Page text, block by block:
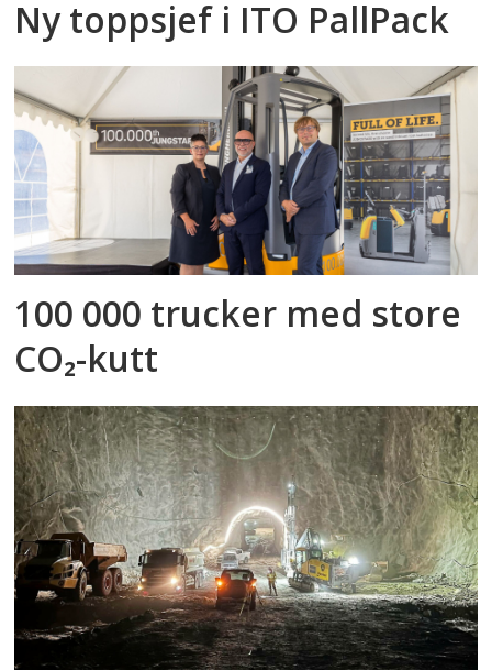
Ny toppsjef i ITO PallPack
100 000 trucker med store
CO₂-kutt